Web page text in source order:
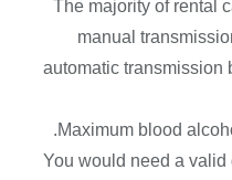
The majority of rental
manual
automatic transmission
Maximum blood
You would need a valid